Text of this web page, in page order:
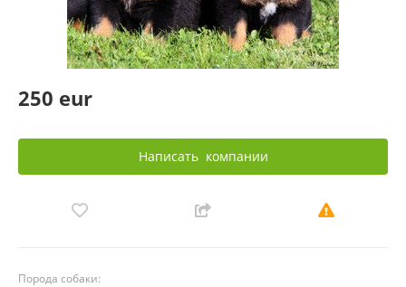
250 eur
Написать компании
Порода собаки: